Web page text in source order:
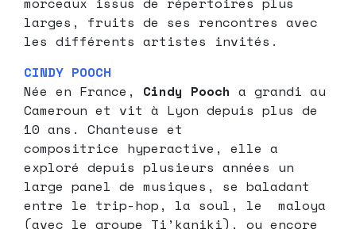
larges, fruits de ses rencontres avec
les différents artistes invités.
CINDY POOCH
Née en France, Cindy Pooch a grandi au
Cameroun et vit à Lyon depuis plus de
10 ans. Chanteuse et
compositrice hyperactive, elle a
exploré depuis plusieurs années un
large panel de musiques, se baladant
entre le trip-hop, la soul, le maloya
(avec le groupe Ti’kaniki), ou encore